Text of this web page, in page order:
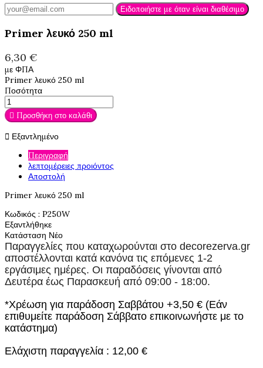
Ειδοποιήστε με όταν είναι διαθέσιμο
Primer λευκό 250 ml
6,30 €
με ΦΠΑ
Primer λευκό 250 ml
Ποσότητα
 Προσθήκη στο καλάθι
 Εξαντλημένο
Περιγραφή
λεπτομέρειες προιόντος
Αποστολή
Primer λευκό 250 ml
Κωδικός : P250W
Εξαντλήθηκε
Κατάσταση Νέο
Παραγγελίες που καταχωρούνται στο decorezerva.gr
αποστέλλονται κατά κανόνα τις επόμενες 1-2
εργάσιμες ημέρες. Οι παραδόσεις γίνονται από
Δευτέρα έως Παρασκευή από 09:00 - 18:00.
*Χρέωση για παράδοση Σαββάτου +3,50 € (Εάν
επιθυμείτε παράδοση Σάββατο επικοινωνήστε με το
κατάστημα)
Ελάχιστη παραγγελία : 12,00 €